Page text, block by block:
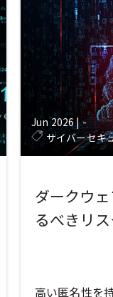
Jun 2026 |-
サイバーセキ
ダークウ
るべきリ
高い匿名性を